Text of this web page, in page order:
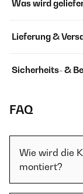
Was wird
Lieferung &
Sicherheits- &
FAQ
Wie wird die
montiert?